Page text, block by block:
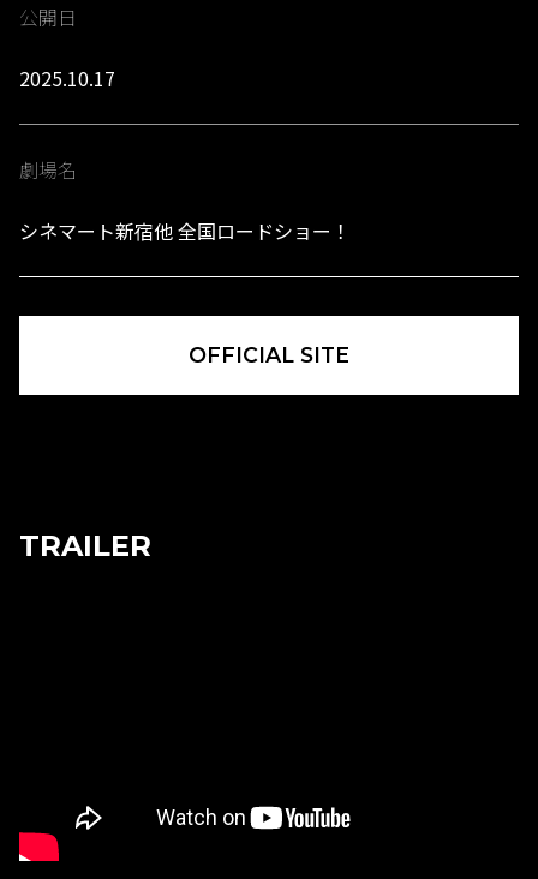
公開日
2025.10.17
劇場名
シネマート新宿他 全国ロードショー！
OFFICIAL SITE
TRAILER